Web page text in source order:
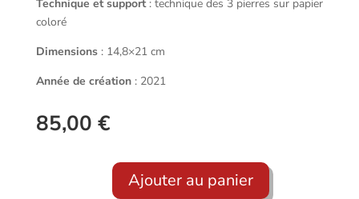
Technique et support: technique des 3 pierres sur papier
coloré
Dimensions: 14,8×21 cm
Année de création: 2021
85,00 €
Ajouter au panier